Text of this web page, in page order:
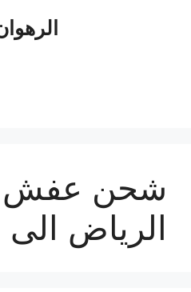
شحن عفش
الرياض الى